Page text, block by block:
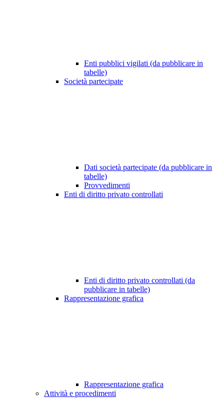
Enti pubblici vigilati (da pubblicare in
tabelle)
Società partecipate
Dati società partecipate (da pubblicare in
tabelle)
Provvedimenti
Enti di diritto privato controllati
Enti di diritto privato controllati (da
pubblicare in tabelle)
Rappresentazione grafica
Rappresentazione grafica
Attività e procedimenti